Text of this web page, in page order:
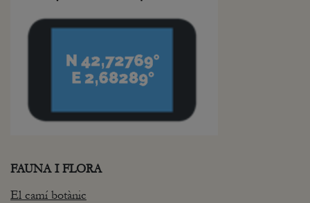
FAUNA I FLORA
El camí botànic